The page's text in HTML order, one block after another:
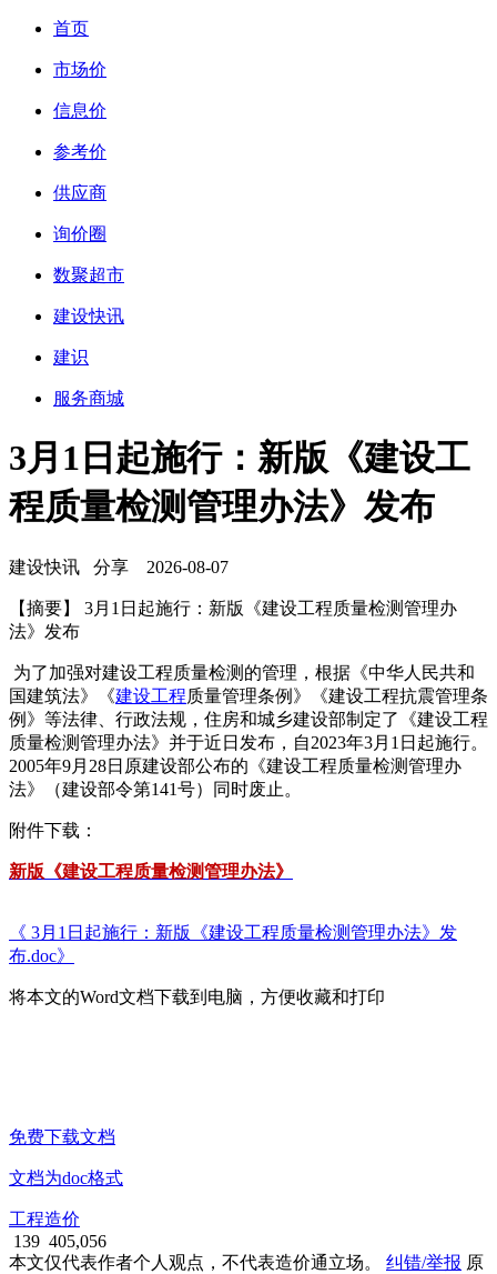
首页
市场价
信息价
参考价
供应商
询价圈
数聚超市
建设快讯
建识
服务商城
3月1日起施行：新版《建设工
程质量检测管理办法》发布
建设快讯 分享 2026-08-07
【摘要】 3月1日起施行：新版《建设工程质量检测管理办
法》发布
为了加强对建设工程质量检测的管理，根据《中华人民共和
国建筑法》《建设工程质量管理条例》《建设工程抗震管理条
例》等法律、行政法规，住房和城乡建设部制定了《建设工程
质量检测管理办法》并于近日发布，自2023年3月1日起施行。
2005年9月28日原建设部公布的《建设工程质量检测管理办
法》（建设部令第141号）同时废止。
附件下载：
新版《建设工程质量检测管理办法》
《 3月1日起施行：新版《建设工程质量检测管理办法》发
布.doc》
将本文的Word文档下载到电脑，方便收藏和打印
免费下载文档
文档为doc格式
工程造价
139 405,056
本文仅代表作者个人观点，不代表造价通立场。 纠错/举报 原